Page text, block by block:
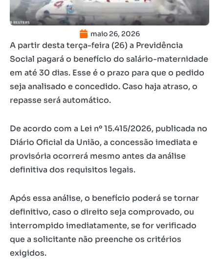
maio 26, 2026
A partir desta terça-feira (26) a Previdência
Social pagará o benefício do salário-maternidade
em até 30 dias. Esse é o prazo para que o pedido
seja analisado e concedido. Caso haja atraso, o
repasse será automático.
De acordo com a Lei nº 15.415/2026, publicada no
Diário Oficial da União, a concessão imediata e
provisória ocorrerá mesmo antes da análise
definitiva dos requisitos legais.
Após essa análise, o benefício poderá se tornar
definitivo, caso o direito seja comprovado, ou
interrompido imediatamente, se for verificado
que a solicitante não preenche os critérios
exigidos.